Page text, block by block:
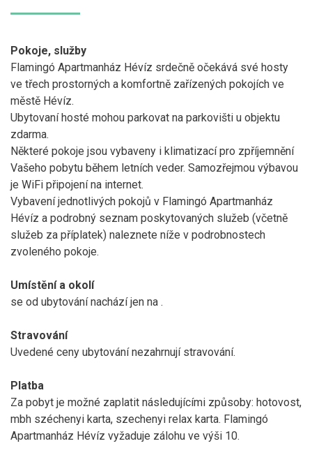
Pokoje, služby
Flamingó Apartmanház Hévíz srdečně očekává své hosty
ve třech prostorných a komfortně zařízených pokojích ve
městě Hévíz.
Ubytovaní hosté mohou parkovat na parkovišti u objektu
zdarma.
Některé pokoje jsou vybaveny i klimatizací pro zpříjemnění
Vašeho pobytu během letních veder. Samozřejmou výbavou
je WiFi připojení na internet.
Vybavení jednotlivých pokojů v Flamingó Apartmanház
Hévíz a podrobný seznam poskytovaných služeb (včetně
služeb za příplatek) naleznete níže v podrobnostech
zvoleného pokoje.
Umístění a okolí
se od ubytování nachází jen na .
Stravování
Uvedené ceny ubytování nezahrnují stravování.
Platba
Za pobyt je možné zaplatit následujícími způsoby: hotovost,
mbh széchenyi karta, szechenyi relax karta. Flamingó
Apartmanház Hévíz vyžaduje zálohu ve výši 10.